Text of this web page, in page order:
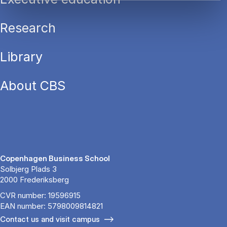
Research
Library
About CBS
Copenhagen Business School
Solbjerg Plads 3
2000 Frederiksberg
CVR number: 19596915
EAN number: 5798009814821
Contact us and visit campus